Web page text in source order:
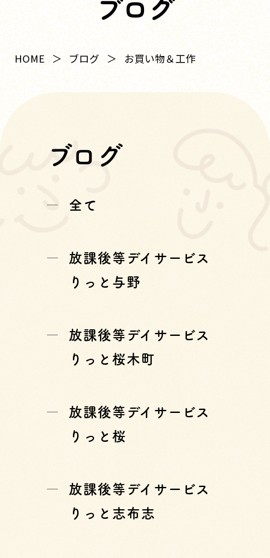
ブログ
HOME ブログ お買い物＆工作
ブログ
全て
放課後等デイサービス
りっと与野
放課後等デイサービス
りっと桜木町
放課後等デイサービス
りっと桜
放課後等デイサービス
りっと志布志